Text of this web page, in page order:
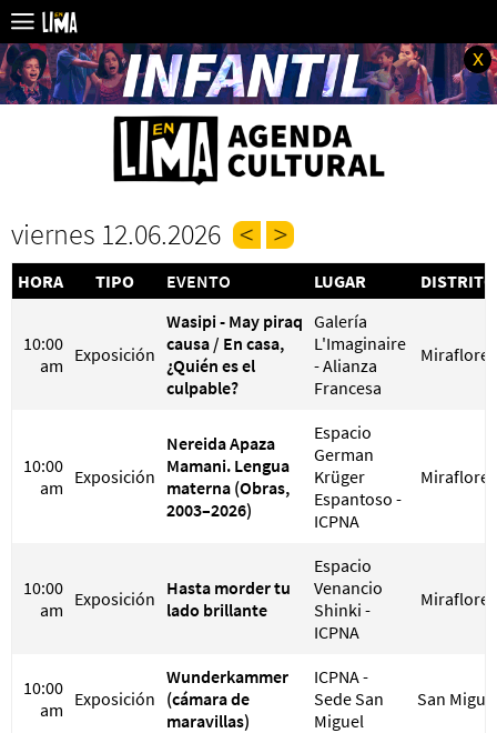
x
viernes 12.06.2026
HORA TIPO EVENTO LUGAR DISTRITO
10:00
am Exposición
Wasipi - May piraq
causa / En casa,
¿Quién es el
culpable?
Galería
L'Imaginaire
- Alianza
Francesa
Miraflores
10:00
am Exposición
Nereida Apaza
Mamani. Lengua
materna (Obras,
2003–2026)
Espacio
German
Krüger
Espantoso -
ICPNA
Miraflores
10:00
am Exposición Hasta morder tu
lado brillante
Espacio
Venancio
Shinki -
ICPNA
Miraflores
10:00
am Exposición
Wunderkammer
(cámara de
maravillas)
ICPNA -
Sede San
Miguel
San